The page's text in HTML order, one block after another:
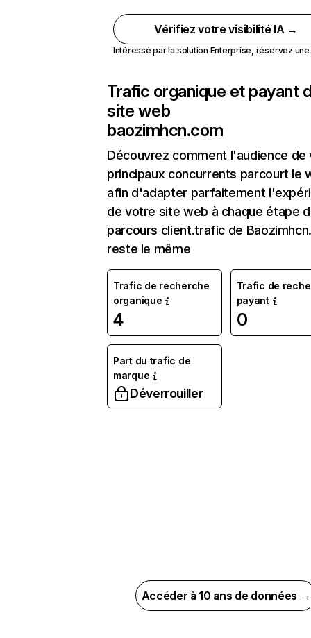
Vérifiez votre visibilité IA →
Intéressé par la solution Enterprise, réservez
Trafic organique et payant
site web
baozimhcn.com
Découvrez comment l'audience de
principaux concurrents parcourt le
afin d'adapter parfaitement
de votre site web à chaque étape
parcours client.trafic de
reste le même
Trafic de recherche
organique
4
Trafic de
payant
0
Part du trafic de
marque
Déverrouiller
Accéder à 10 ans de données →